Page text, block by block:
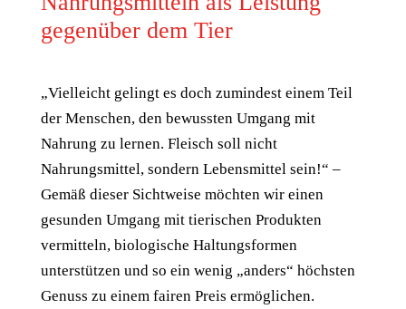
gegenüber dem Tier
„Vielleicht gelingt es doch zumindest einem Teil
der Menschen, den bewussten Umgang mit
Nahrung zu lernen. Fleisch soll nicht
Nahrungsmittel, sondern Lebensmittel sein!“ –
Gemäß dieser Sichtweise möchten wir einen
gesunden Umgang mit tierischen Produkten
vermitteln, biologische Haltungsformen
unterstützen und so ein wenig „anders“ höchsten
Genuss zu einem fairen Preis ermöglichen.